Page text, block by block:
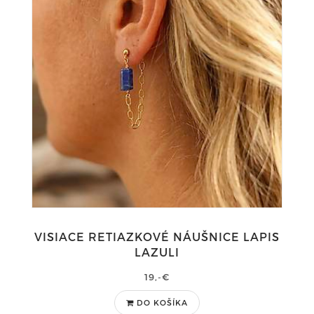
VISIACE RETIAZKOVÉ NÁUŠNICE LAPIS
LAZULI
19,-€
DO KOŠÍKA